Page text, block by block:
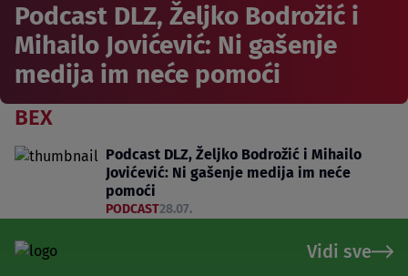
Podcast DLZ, Željko Bodrožić i
Mihailo Jovićević: Ni gašenje
medija im neće pomoći
BEX
Podcast DLZ, Željko Bodrožić i Mihailo
Jovićević: Ni gašenje medija im neće
pomoći
PODCAST28.07.
Vidi sve